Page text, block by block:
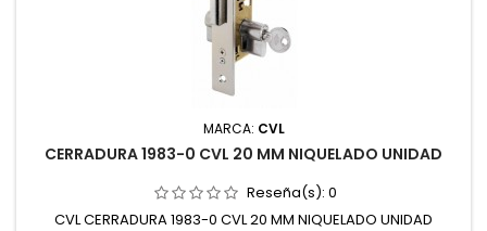
MARCA: CVL
CERRADURA 1983-0 CVL 20 MM NIQUELADO UNIDAD
Reseña(s): 0
CVL CERRADURA 1983-0 CVL 20 MM NIQUELADO UNIDAD